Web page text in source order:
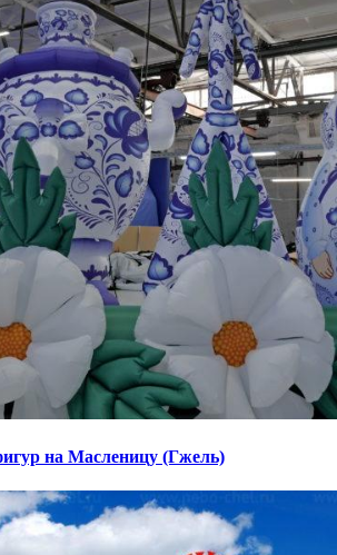
на Масленицу (Гжель)